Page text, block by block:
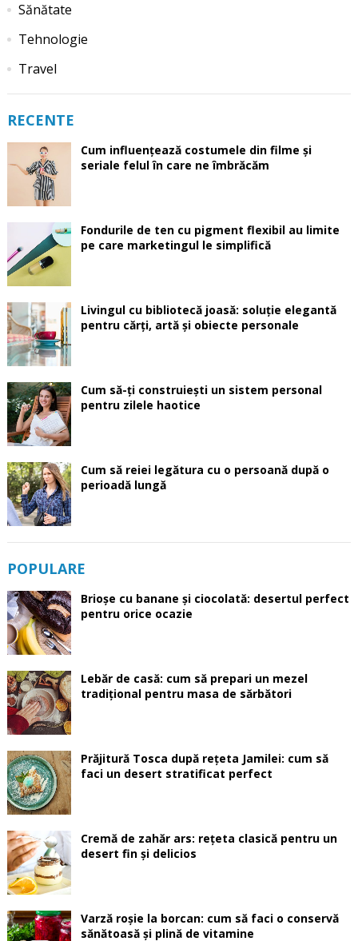
Sănătate
Tehnologie
Travel
RECENTE
Cum influențează costumele din filme și
seriale felul în care ne îmbrăcăm
Fondurile de ten cu pigment flexibil au limite
pe care marketingul le simplifică
Livingul cu bibliotecă joasă: soluție elegantă
pentru cărți, artă și obiecte personale
Cum să-ți construiești un sistem personal
pentru zilele haotice
Cum să reiei legătura cu o persoană după o
perioadă lungă
POPULARE
Brioșe cu banane și ciocolată: desertul perfect
pentru orice ocazie
Lebăr de casă: cum să prepari un mezel
tradițional pentru masa de sărbători
Prăjitură Tosca după rețeta Jamilei: cum să
faci un desert stratificat perfect
Cremă de zahăr ars: rețeta clasică pentru un
desert fin și delicios
Varză roșie la borcan: cum să faci o conservă
sănătoasă și plină de vitamine